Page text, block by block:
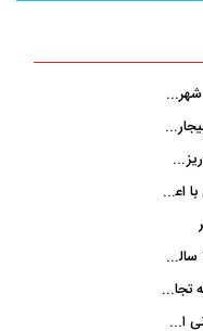
نظارت بامدادی بر آسفالت‌ریزی رشت؛ تأکید شهردار و بازرس کل بر کیفیت اجرای پروژه‌ها
بازدید معاون آب منطقه‌ای گیلان از سد شهربیجار برای تداوم تأمین آب شرب استان
بازدید بامدادی شهردار رشت از طرح آسفالت‌ریزی گسترده در مناطق پنج‌گانه
شروع عملیات آسفالت ۵ پروژه راه ‌روستایی با اعتبار ۳۷۰ میلیاردی در گیلان
پایان تلخ جست‌وجو؛ پیکر ایلیا یاپیر، نابغه ۱۲ ساله لاهیجانی پیدا شد
ظرفیت ۵۰۰ هزار مرزنشین گیلان برای توسعه تجارت فعال می‌شود
یکی از شهدای حادثه تروریستی شادگان گیلانی است/ شهادت «سینا سیاه‌ نژاد» در درگیری با اشرار مسلح